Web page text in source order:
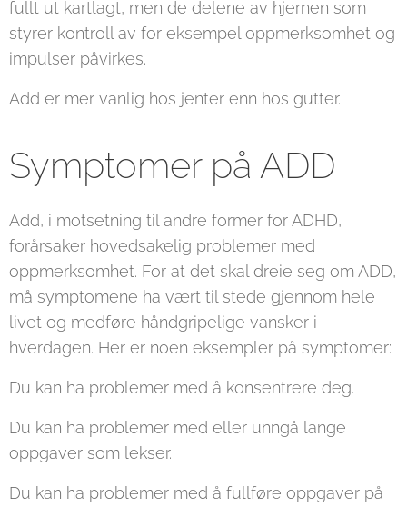
fullt ut kartlagt, men de delene av hjernen som
styrer kontroll av for eksempel oppmerksomhet og
impulser påvirkes.
Add er mer vanlig hos jenter enn hos gutter.
Symptomer på ADD
Add, i motsetning til andre former for ADHD,
forårsaker hovedsakelig problemer med
oppmerksomhet. For at det skal dreie seg om ADD,
må symptomene ha vært til stede gjennom hele
livet og medføre håndgripelige vansker i
hverdagen. Her er noen eksempler på symptomer:
Du kan ha problemer med å konsentrere deg.
Du kan ha problemer med eller unngå lange
oppgaver som lekser.
Du kan ha problemer med å fullføre oppgaver på